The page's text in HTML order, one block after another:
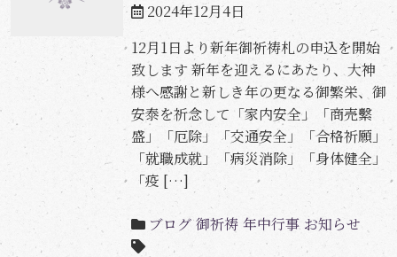
2024年12月4日
12月1日より新年御祈祷札の申込を開始
致します 新年を迎えるにあたり、大神
様へ感謝と新しき年の更なる御繁栄、御
安泰を祈念して「家内安全」「商売繫
盛」「厄除」「交通安全」「合格祈願」
「就職成就」「病災消除」「身体健全」
「疫 […]
ブログ 御祈祷 年中行事 お知らせ